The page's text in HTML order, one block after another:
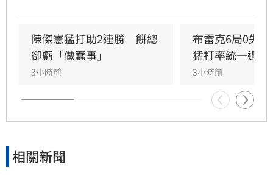
陳傑憲猛打助2連勝　餅總
卻虧「做蠢事」
3小時前
布雷克6局0失
猛打率統一退富
3小時前
相關新聞